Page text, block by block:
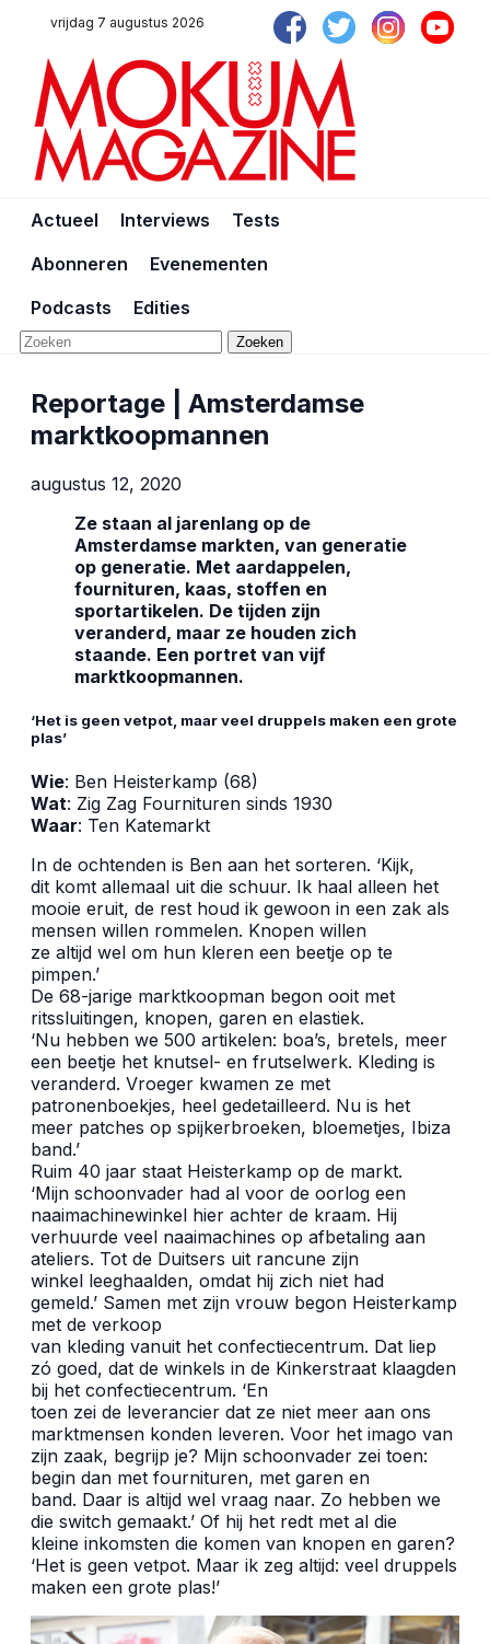
vrijdag 7 augustus 2026
Actueel Interviews
Tests
Abonneren
Evenementen
Podcasts
Edities
Zoeken
Reportage | Amsterdamse
marktkoopmannen
augustus 12, 2020
Ze staan al jarenlang op de
Amsterdamse markten, van generatie
op generatie. Met aardappelen,
fournituren, kaas, stoffen en
sportartikelen. De tijden zijn
veranderd, maar ze houden zich
staande. Een portret van vijf
marktkoopmannen.
‘Het is geen vetpot, maar veel druppels maken een grote
plas’
Wie: Ben Heisterkamp (68)
Wat: Zig Zag Fournituren sinds 1930
Waar: Ten Katemarkt
In de ochtenden is Ben aan het sorteren. ‘Kijk,
dit komt allemaal uit die schuur. Ik haal alleen het
mooie eruit, de rest houd ik gewoon in een zak als
mensen willen rommelen. Knopen willen
ze altijd wel om hun kleren een beetje op te
pimpen.’
De 68-jarige marktkoopman begon ooit met
ritssluitingen, knopen, garen en elastiek.
‘Nu hebben we 500 artikelen: boa’s, bretels, meer
een beetje het knutsel- en frutselwerk. Kleding is
veranderd. Vroeger kwamen ze met
patronenboekjes, heel gedetailleerd. Nu is het
meer patches op spijkerbroeken, bloemetjes, Ibiza
band.’
Ruim 40 jaar staat Heisterkamp op de markt.
‘Mijn schoonvader had al voor de oorlog een
naaimachinewinkel hier achter de kraam. Hij
verhuurde veel naaimachines op afbetaling aan
ateliers. Tot de Duitsers uit rancune zijn
winkel leeghaalden, omdat hij zich niet had
gemeld.’ Samen met zijn vrouw begon Heisterkamp
met de verkoop
van kleding vanuit het confectiecentrum. Dat liep
zó goed, dat de winkels in de Kinkerstraat klaagden
bij het confectiecentrum. ‘En
toen zei de leverancier dat ze niet meer aan ons
marktmensen konden leveren. Voor het imago van
zijn zaak, begrijp je? Mijn schoonvader zei toen:
begin dan met fournituren, met garen en
band. Daar is altijd wel vraag naar. Zo hebben we
die switch gemaakt.’ Of hij het redt met al die
kleine inkomsten die komen van knopen en garen?
‘Het is geen vetpot. Maar ik zeg altijd: veel druppels
maken een grote plas!’